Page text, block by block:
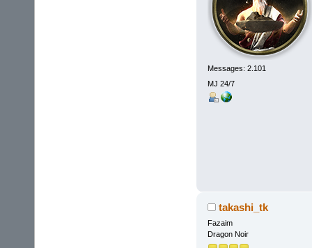
Messages: 2.101
MJ 24/7
takashi_tk
Fazaim
Dragon Noir